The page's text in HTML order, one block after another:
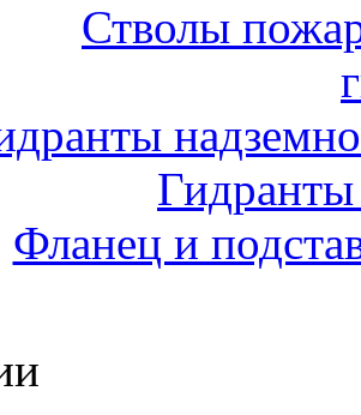
Стволы
Фланец и